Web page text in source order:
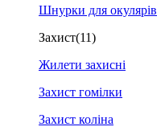
Шнурки для окулярів
Захист(11)
Жилети захисні
Захист гомілки
Захист коліна